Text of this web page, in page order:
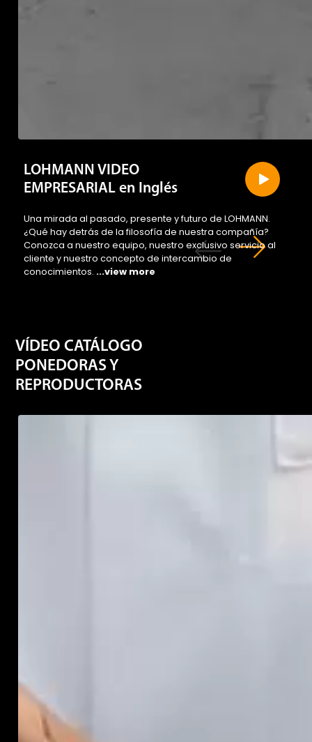
LOHMANN VIDEO
EMPRESARIAL en Inglés
Una mirada al pasado, presente y futuro de LOHMANN.
¿Qué hay detrás de la filosofía de nuestra compañía?
Conozca a nuestro equipo, nuestro exclusivo servicio al
cliente y nuestro concepto de intercambio de
conocimientos. ...view more
VÍDEO CATÁLOGO
PONEDORAS Y
REPRODUCTORAS